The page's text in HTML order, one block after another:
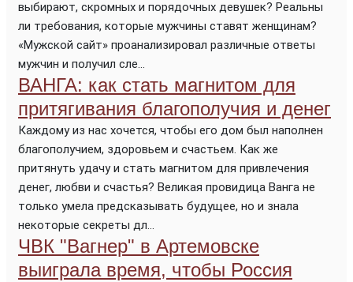
выбирают, скромных и порядочных девушек? Реальны
ли требования, которые мужчины ставят женщинам?
«Мужской сайт» проанализировал различные ответы
мужчин и получил сле...
ВАНГА: как стать магнитом для
притягивания благополучия и денег
Каждому из нас хочется, чтобы его дом был наполнен
благополучием, здоровьем и счастьем. Как же
притянуть удачу и стать магнитом для привлечения
денег, любви и счастья? Великая провидица Ванга не
только умела предсказывать будущее, но и знала
некоторые секреты дл...
ЧВК "Вагнер" в Артемовске
выиграла время, чтобы Россия